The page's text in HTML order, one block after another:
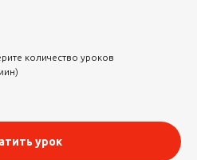
количество уроков
урок